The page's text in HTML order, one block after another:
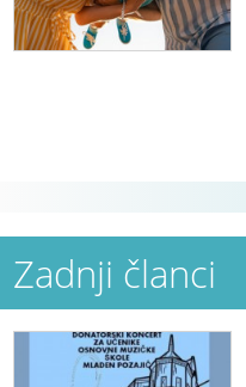
Zadnji članci